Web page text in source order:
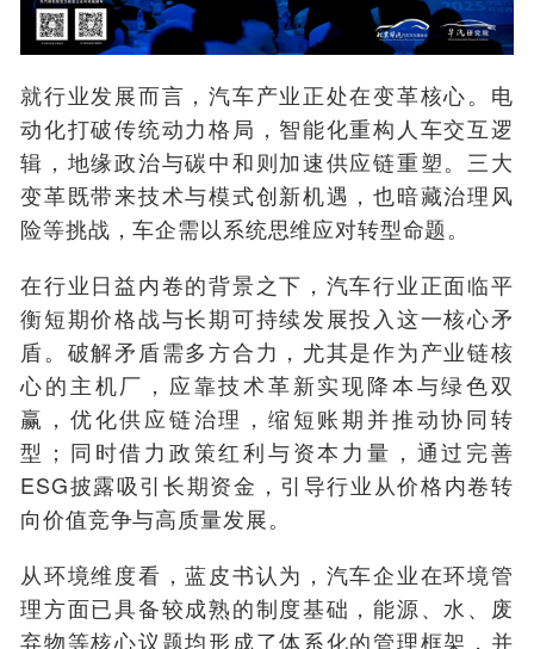
就行业发展而言，汽车产业正处在变革核心。电
动化打破传统动力格局，智能化重构人车交互逻
辑，地缘政治与碳中和则加速供应链重塑。三大
变革既带来技术与模式创新机遇，也暗藏治理风
险等挑战，车企需以系统思维应对转型命题。
在行业日益内卷的背景之下，汽车行业正面临平
衡短期价格战与长期可持续发展投入这一核心矛
盾。破解矛盾需多方合力，尤其是作为产业链核
心的主机厂，应靠技术革新实现降本与绿色双
赢，优化供应链治理，缩短账期并推动协同转
型；同时借力政策红利与资本力量，通过完善
ESG披露吸引长期资金，引导行业从价格内卷转
向价值竞争与高质量发展。
从环境维度看，蓝皮书认为，汽车企业在环境管
理方面已具备较成熟的制度基础，能源、水、废
弃物等核心议题均形成了体系化的管理框架，并